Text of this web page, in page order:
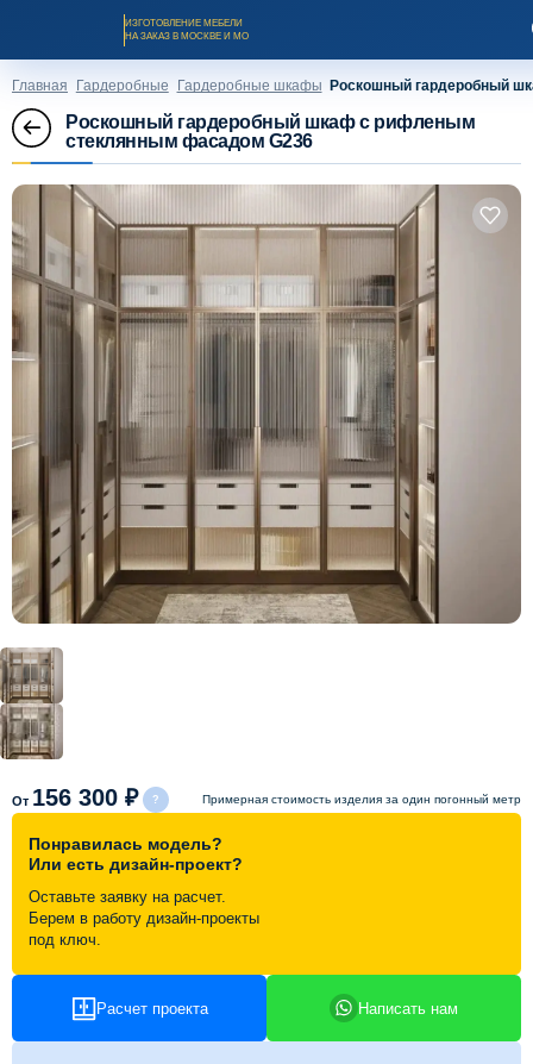
ИЗГОТОВЛЕНИЕ МЕБЕЛИ
НА ЗАКАЗ В МОСКВЕ И МО
Заказать звонок
Каталог мебели на заказ
О компании
Оплата и доставка
Рассрочка и кредит
Схема работы
Акции и скидки
Портфолио
Статьи
Контакты
Главная Гардеробные Гардеробные шкафы Роскошный гардеробный
Роскошный гардеробный шкаф с рифленым
стеклянным фасадом G236
От 156 300 ₽ Примерная стоимость изделия за один погонный метр
Понравилась модель?
Или есть дизайн-проект?
Оставьте заявку на расчет.
Берем в работу дизайн-проекты
под ключ.
Расчет проекта Написать нам